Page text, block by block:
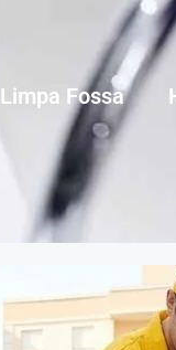
Limpa Fossa